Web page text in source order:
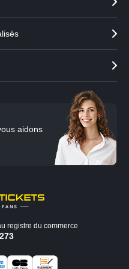
aidons
registre du commerce